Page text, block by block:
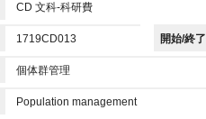
CD 文科-科研費
1719CD013 開始/終
個体群管理
Population management